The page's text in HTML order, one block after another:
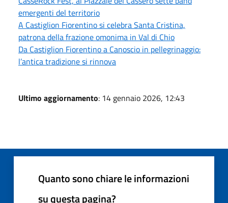
emergenti del territorio
A Castiglion Fiorentino si celebra Santa Cristina,
patrona della frazione omonima in Val di Chio
Da Castiglion Fiorentino a Canoscio in pellegrinaggio:
l’antica tradizione si rinnova
Ultimo aggiornamento: 14 gennaio 2026, 12:43
Quanto sono chiare le informazioni
su questa pagina?